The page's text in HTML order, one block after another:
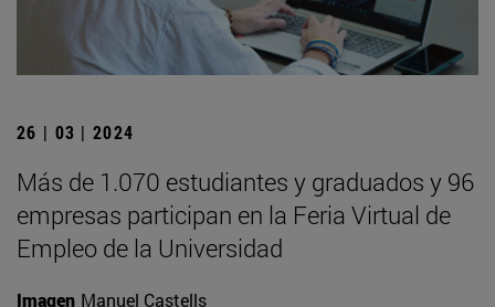
26 | 03 | 2024
Más de 1.070 estudiantes y graduados y 96
empresas participan en la Feria Virtual de
Empleo de la Universidad
Imagen Manuel Castells